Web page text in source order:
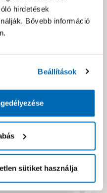
hirdetések
Bővebb információ
Beállítások
sütiket használja
a termék leírásában?
nekünk!